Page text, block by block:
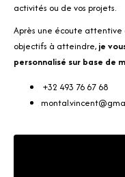
activités ou de vos projets.
Après une écoute attentive
objectifs à atteindre, je
personnalisé sur base de
+32 493 76 67 68